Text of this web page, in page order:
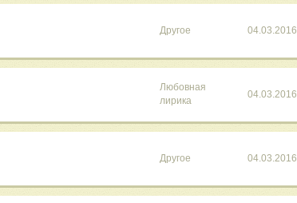
Другое 04.03.2016
Любовная
лирика
04.03.2016
Другое 04.03.2016